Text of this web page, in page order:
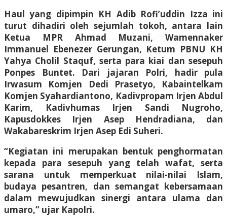
Haul yang dipimpin KH Adib Rofi’uddin Izza ini
turut dihadiri oleh sejumlah tokoh, antara lain
Ketua MPR Ahmad Muzani, Wamennaker
Immanuel Ebenezer Gerungan, Ketum PBNU KH
Yahya Cholil Staquf, serta para kiai dan sesepuh
Ponpes Buntet. Dari jajaran Polri, hadir pula
Irwasum Komjen Dedi Prasetyo, Kabaintelkam
Komjen Syahardiantono, Kadivpropam Irjen Abdul
Karim, Kadivhumas Irjen Sandi Nugroho,
Kapusdokkes Irjen Asep Hendradiana, dan
Wakabareskrim Irjen Asep Edi Suheri.
“Kegiatan ini merupakan bentuk penghormatan
kepada para sesepuh yang telah wafat, serta
sarana untuk memperkuat nilai-nilai Islam,
budaya pesantren, dan semangat kebersamaan
dalam mewujudkan sinergi antara ulama dan
umaro,” ujar Kapolri.